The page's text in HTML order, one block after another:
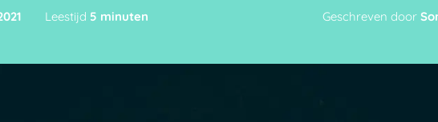
Leestijd 5 minuten Geschreven door